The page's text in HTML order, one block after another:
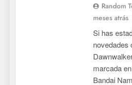
Random
meses atrás
Si has
novedades
marcada
Bandai